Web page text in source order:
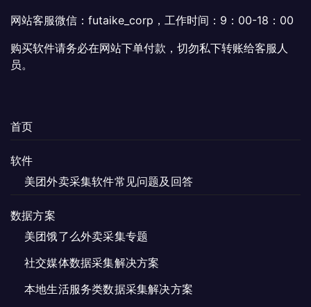
网站客服微信：futaike_corp，工作时间：9：00-18：00
购买软件请务必在网站下单付款，切勿私下转账给客服人
员。
首页
软件
美团外卖采集软件常见问题及回答
数据方案
美团饿了么外卖采集专题
社交媒体数据采集解决方案
本地生活服务类数据采集解决方案